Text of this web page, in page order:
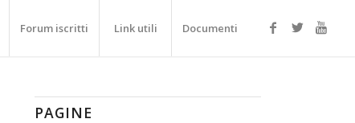
Forum iscritti Link utili Documenti
PAGINE